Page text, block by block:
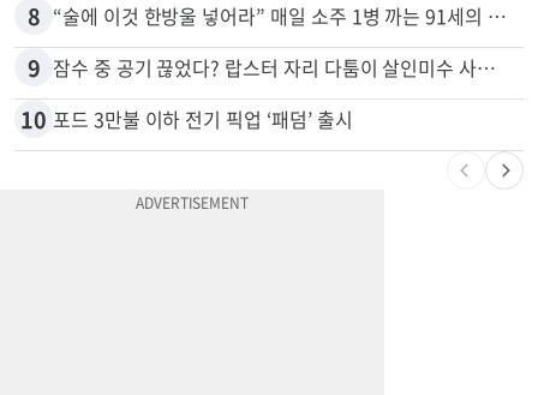
8 “술에 이것 한방울 넣어라” 매일 소주 1병 까는 91세의 철칙
9 잠수 중 공기 끊었다? 랍스터 자리 다툼이 살인미수 사건으로
10 포드 3만불 이하 전기 픽업 ‘패덤’ 출시